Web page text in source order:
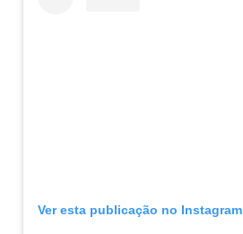
Ver esta publicação no Instagram